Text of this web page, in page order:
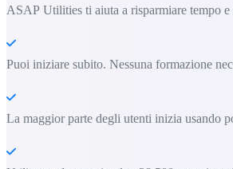
ASAP Utilities ti aiuta a risparmiare tempo
Puoi iniziare subito. Nessuna formazione
La maggior parte degli utenti inizia usando